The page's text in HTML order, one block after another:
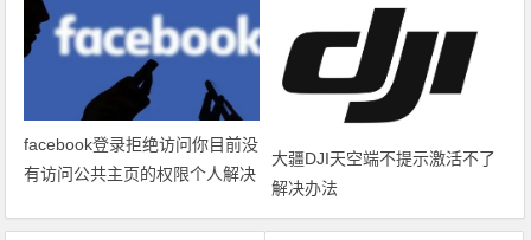
facebook登录拒绝访问你目前没
有访问公共主页的权限个人解决
大疆DJI天空端不提示激活不了
解决办法